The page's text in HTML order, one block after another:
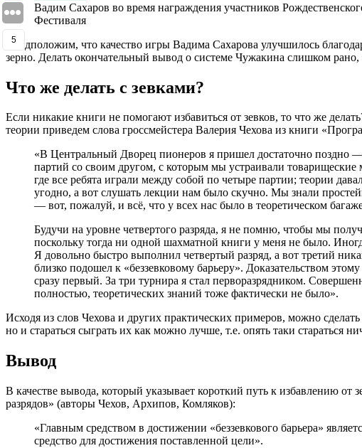
Вадим Сахаров во время награждения участников
Фестиваля
Предположим, что качество игры Вадима Сахарова улучшилось
зерно. Делать окончательный вывод о системе Чужакина слишком
Что же делать с зевками?
Если никакие книги не помогают избавиться от зевков, то что же
теории приведем слова гроссмейстера Валерия Чехова из книги
«В Центральный Дворец пионеров я пришел достаточно поздно
партий со своим другом, с которым мы устраивали
где все ребята играли между собой по четыре партии; теории
угодно, а вот слушать лекции нам было скучно. Мы знали
— вот, пожалуй, и всё, что у всех нас было в теоретическом
Будучи на уровне четвертого разряда, я не помню, чтобы мы
поскольку тогда ни одной шахматной книги у меня не было.
Я довольно быстро выполнил четвертый разряд, а вот третий
близко подошел к «беззевковому барьеру». Доказательством
сразу первый. За три турнира я стал перворазрядником.
полностью, теоретических знаний тоже фактически не было».
Исходя из слов Чехова и других практических примеров, можно
но и стараться сыграть их как можно лучше, т.е. опять таки стараться
Вывод
В качестве вывода, который указывает короткий путь к избавлению
разрядов» (авторы Чехов, Архипов, Комляков):
«Главным средством в достижении «беззевкового барьера»
средство для достижения поставленной цели».
5